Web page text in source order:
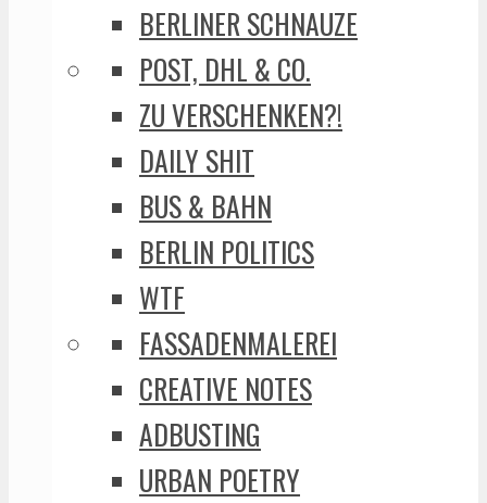
BERLINER SCHNAUZE
POST, DHL & CO.
ZU VERSCHENKEN?!
DAILY SHIT
BUS & BAHN
BERLIN POLITICS
WTF
FASSADENMALEREI
CREATIVE NOTES
ADBUSTING
URBAN POETRY